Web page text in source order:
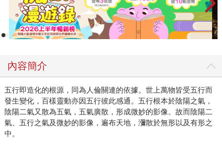
內容簡介
五行即造化的根源，同為人倫關連的依據。世上萬物皆受五行而
發生變化，百樣靈動亦因五行彼此感通。五行根本於陰陽之氣，
陰陽二氣又散為五氣，五氣廣散，形成微妙的影像。故而陰陽二
氣、五行之氣及微妙的影像，遍布天地，瀰散於無形以及有形之
中。